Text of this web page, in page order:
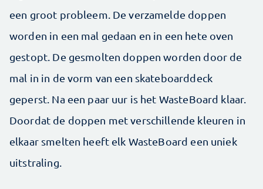
een groot probleem. De verzamelde doppen
worden in een mal gedaan en in een hete oven
gestopt. De gesmolten doppen worden door de
mal in in de vorm van een skateboarddeck
geperst. Na een paar uur is het WasteBoard klaar.
Doordat de doppen met verschillende kleuren in
elkaar smelten heeft elk WasteBoard een uniek
uitstraling.